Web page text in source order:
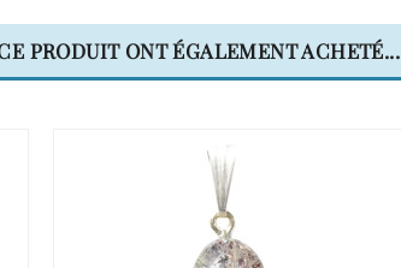
PRODUIT ONT ÉGALEMENT ACHETÉ...